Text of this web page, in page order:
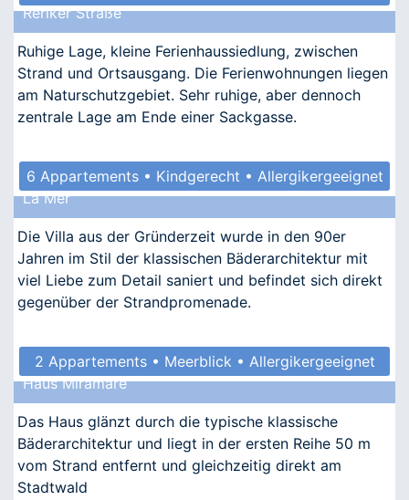
Reriker Straße
Ruhige Lage, kleine Ferienhaussiedlung, zwischen
Strand und Ortsausgang. Die Ferienwohnungen liegen
am Naturschutzgebiet. Sehr ruhige, aber dennoch
zentrale Lage am Ende einer Sackgasse.
6 Appartements • Kindgerecht • Allergikergeeignet
La Mer
Die Villa aus der Gründerzeit wurde in den 90er
Jahren im Stil der klassischen Bäderarchitektur mit
viel Liebe zum Detail saniert und befindet sich direkt
gegenüber der Strandpromenade.
2 Appartements • Meerblick • Allergikergeeignet
Haus Miramare
Das Haus glänzt durch die typische klassische
Bäderarchitektur und liegt in der ersten Reihe 50 m
vom Strand entfernt und gleichzeitig direkt am
Stadtwald